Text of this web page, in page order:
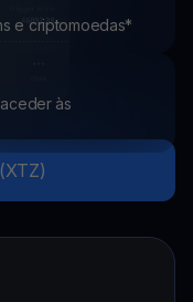
e criptomoedas*
às
(XTZ)